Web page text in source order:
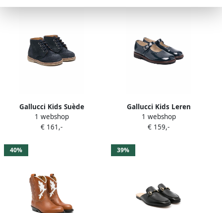
Gallucci Kids Suède
veterlaarzen Blauw
1 webshop
€ 161,-
Gallucci Kids Leren
ballerina pumps Blauw
1 webshop
€ 159,-
40% 39%